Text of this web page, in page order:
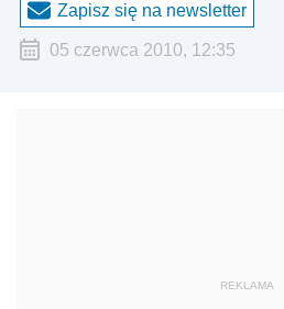
Zapisz się na newsletter
05 czerwca 2010, 12:35